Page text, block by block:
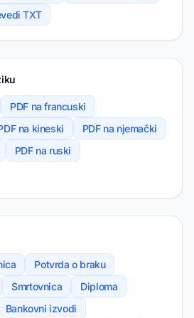
TXT
PDF na francuski
na kineski
PDF na njemački
PDF na ruski
Potvrda o braku
Smrtovnica
Diploma
Bankovni izvodi